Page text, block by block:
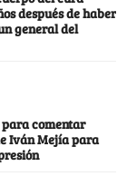
después de haber
general del
comentar
Iván Mejía para